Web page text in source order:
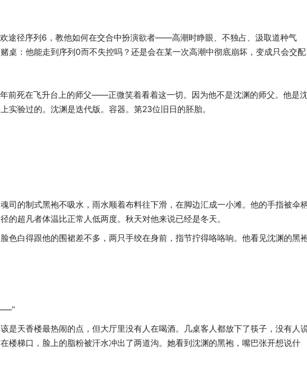
途径序列6，教他如何在交合中扮演欲者——高潮时睁眼、不独占、汲取道种气
桌：他能走到序列0而不失控吗？还是会在某一次高潮中彻底崩坏，变成只会交配
前死在飞升台上的师父——正微笑着看着这一切。因为他不是沈渊的师父。他是
实验过的。沈渊是迭代版。容器。第23位旧日的胚胎。
司的制式黑袍不吸水，雨水顺着布料往下滑，在脚边汇成一小滩。他的手指被伞
超凡者体温比正常人低两度。秋天对他来说已经是冬天。
色白得跟他的围裙差不多，两只手绞在身前，指节拧得咯咯响。他看见沈渊的黑
是天香楼最热闹的点，但大厅里没有人在喝酒。几桌客人都放下了筷子，没有人
楼梯口，脸上的脂粉被汗水冲出了两道沟。她看到沈渊的黑袍，嘴巴张开想说什